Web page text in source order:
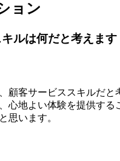
ョン
ルは何だと考えます
顧客サービススキルだと
心地よい体験を提供する
思います。